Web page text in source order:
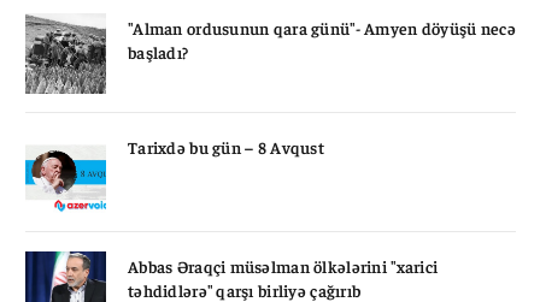
"Alman ordusunun qara günü"- Amyen döyüşü necə
başladı?
Tarixdə bu gün – 8 Avqust
Abbas Əraqçi müsəlman ölkələrini "xarici
təhdidlərə" qarşı birliyə çağırıb